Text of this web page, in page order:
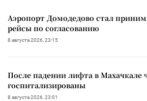
Аэропорт Домодедово стал
рейсы по согласованию
8 августа 2026, 23:15
После падении лифта в Махачкале
госпитализированы
8 августа 2026, 23:01